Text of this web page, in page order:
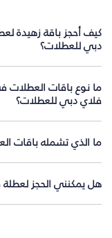
كيف أحجز باقة زهيدة
دبي للعطلات؟
ما نوع باقات العطلات
فلاي دبي للعطلات؟
ما الذي تشمله باقات
هل يمكنني الحجز